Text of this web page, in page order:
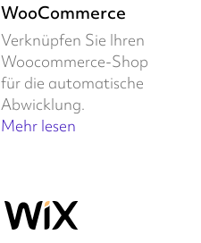
WooCommerce
Verknüpfen Sie Ihren
Woocommerce-Shop
für die automatische
Abwicklung.
Mehr lesen